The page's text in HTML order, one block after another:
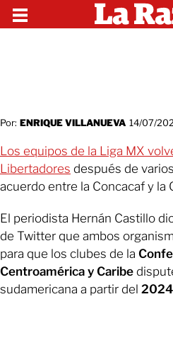
Por: ENRIQUE VILLANUEVA 14/07/
Los equipos de la Liga MX
Libertadores después de
acuerdo entre la Concacaf y la
El periodista Hernán Castillo
de Twitter que ambos
para que los clubes de la
Centroamérica y Caribe
sudamericana a partir del 2024